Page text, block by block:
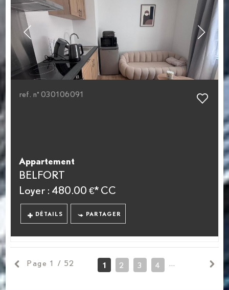
ref. n° 030106091
Appartement
BELFORT
Loyer : 480.00 €* CC
DÉTAILS PARTAGER
Page 1 / 52 1 2 3 4 5 7